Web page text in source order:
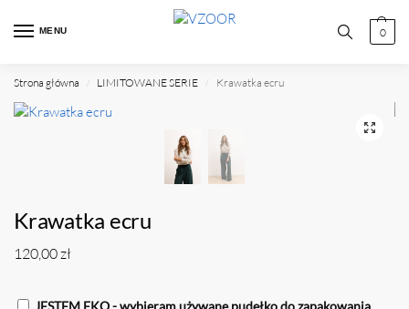
MENU 0
Strona główna / LIMITOWANE SERIE / Krawatka ecru
Krawatka ecru
120,00zł
JESTEM EKO - wybieram używane pudełko do zapakowania